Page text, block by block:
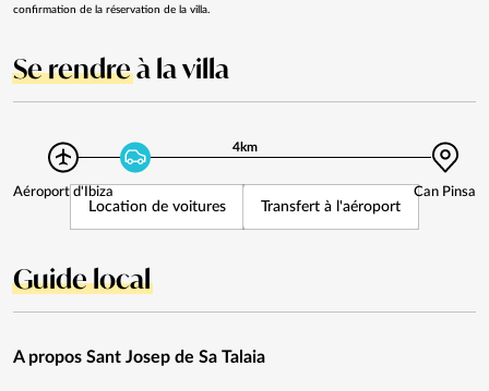
confirmation de la réservation de la villa.
Se rendreà la villa
4km
Aéroport d'Ibiza Can Pinsa
Location de voitures Transfert à l'aéroport
Guide local
A propos Sant Josep de Sa Talaia